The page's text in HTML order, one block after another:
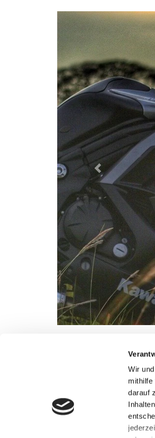
Wir und
mithilfe
darauf
Zurück
Anfahrt & Öffnungszeiten
Impressum
AGB & Storno